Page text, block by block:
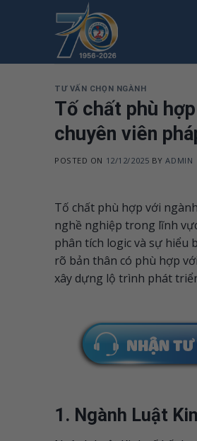
TƯ VẤN CHỌN NGÀNH
Tố chất phù
chuyên viên
POSTED ON 12/12/2025 BYADMIN
Tố chất phù hợp với
nghề nghiệp trong lĩnh
phân tích logic và sự hiểu
rõ bản thân có phù hợp
xây dựng lộ trình phát
1. Ngành Luật